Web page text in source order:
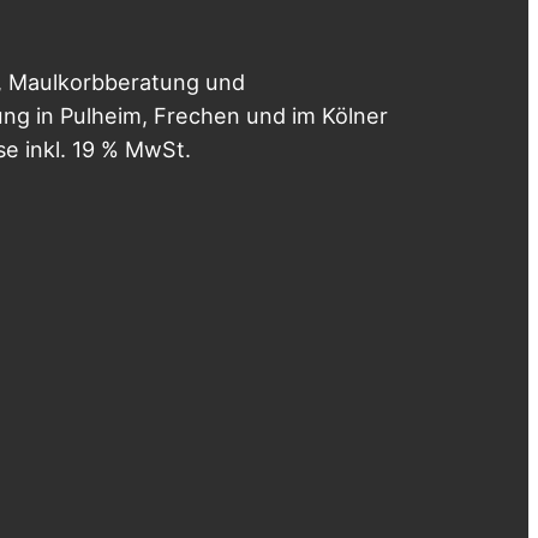
Maulkorbberatung und
in Pulheim, Frechen und im Kölner
inkl. 19 % MwSt.